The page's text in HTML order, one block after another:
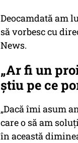
Deocamdată am
să vorbesc cu
News.
„Ar fi un
știu pe ce
„Dacă îmi asum
care o să am
în această